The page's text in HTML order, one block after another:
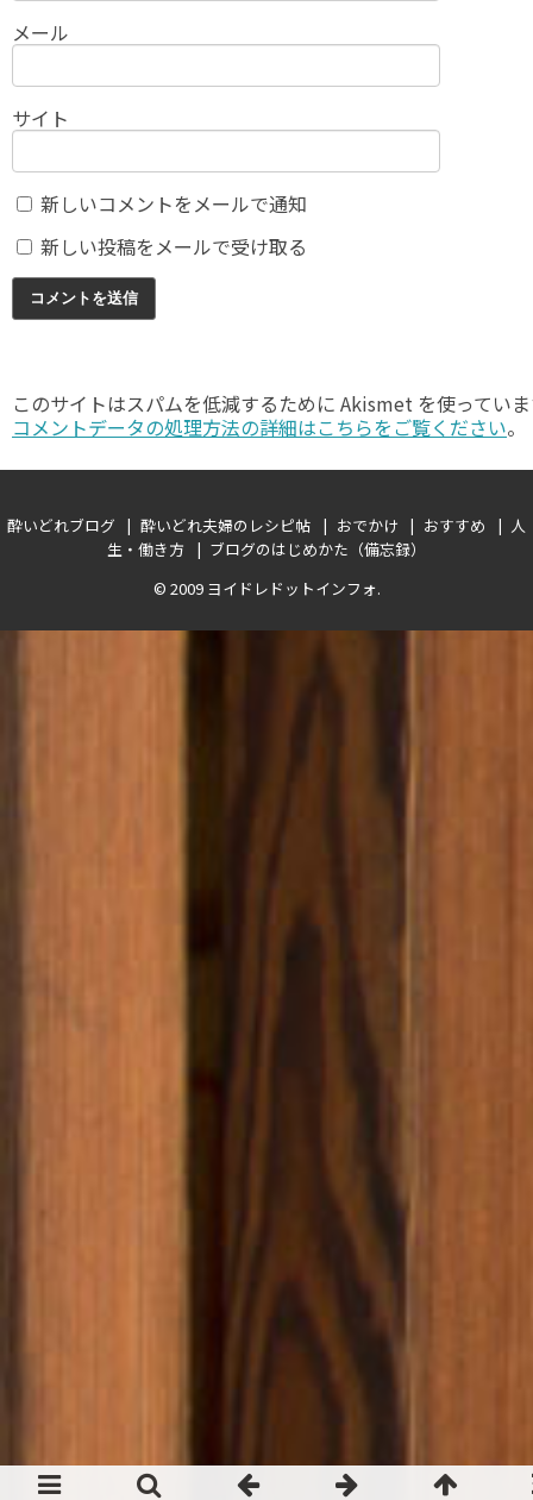
メール
サイト
新しいコメントをメールで通知
新しい投稿をメールで受け取る
このサイトはスパムを低減するために Akismet を使ってい
コメントデータの処理方法の詳細はこちらをご覧ください。
酔いどれブログ 酔いどれ夫婦のレシピ帖 おでかけ おすすめ
人
生・働き方
ブログのはじめかた（備忘録）
© 2009 ヨイドレドットインフォ.